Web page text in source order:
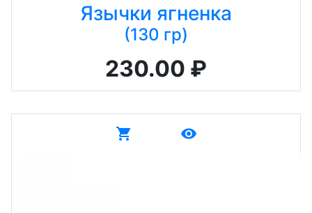
Язычки ягненка
(130 гр)
230.00 ₽
shopping_cart remove_red_eye